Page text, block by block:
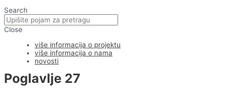
Search
Close
više informacija o projektu
više informacija o nama
novosti
Poglavlje 27